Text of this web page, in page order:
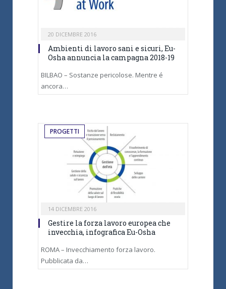
20 DICEMBRE 2016
Ambienti di lavoro sani e sicuri, Eu-
Osha annuncia la campagna 2018-19
BILBAO – Sostanze pericolose. Mentre é
ancora…
PROGETTI
14 DICEMBRE 2016
Gestire la forza lavoro europea che
invecchia, infografica Eu-Osha
ROMA – Invecchiamento forza lavoro.
Pubblicata da…